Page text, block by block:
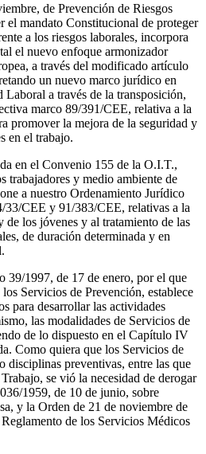
de Prevención de Riesgos
el mandato Constitucional de proteger
a los riesgos laborales, incorpora
el nuevo enfoque armonizador
a través del modificado artículo
un nuevo marco jurídico en
Laboral a través de la transposición,
marco 89/391/CEE, relativa a la
promover la mejora de la seguridad y
en el trabajo.
en el Convenio 155 de la O.I.T.,
trabajadores y medio ambiente de
a nuestro Ordenamiento Jurídico
CEE y 91/383/CEE, relativas a la
de los jóvenes y al tratamiento de las
de duración determinada y en
39/1997, de 17 de enero, por el que
Servicios de Prevención, establece
para desarrollar las actividades
las modalidades de Servicios de
de lo dispuesto en el Capítulo IV
Como quiera que los Servicios de
disciplinas preventivas, entre las que
se vió la necesidad de derogar
1959, de 10 de junio, sobre
y la Orden de 21 de noviembre de
de los Servicios Médicos